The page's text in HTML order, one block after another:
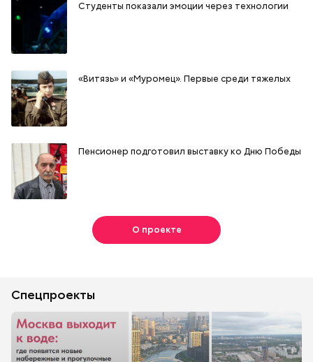
Студенты показали эмоции через технологии
«Витязь» и «Муромец». Первые среди тяжелых
Пенсионер подготовил выставку ко Дню Победы
О проекте
Спецпроекты